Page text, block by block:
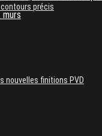
précis
nouvelles finitions PVD